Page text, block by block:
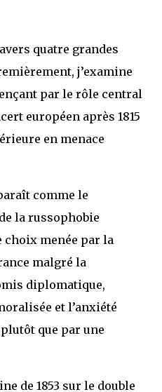
quatre grandes
j’examine
par le rôle central
européen après 1815
en menace
comme le
la russophobie
choix menée par la
malgré la
diplomatique,
et l’anxiété
que par une
de 1853 sur le double